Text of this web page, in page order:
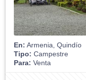
En: Armenia, Quindío
Tipo: Campestre
Para: Venta